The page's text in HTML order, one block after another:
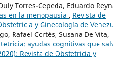
Torres-Cepeda, Eduardo
en la menopausia , Revista de
y Ginecología de
Rafael Cortés, Susana De Vita,
ayudas cognitivas que
Revista de Obstetricia y